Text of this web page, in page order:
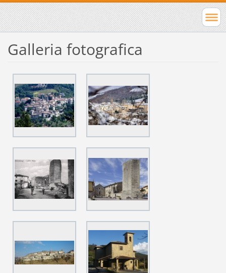
Galleria fotografica